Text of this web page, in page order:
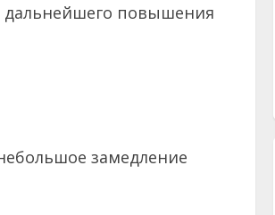
дальнейшего повышения
замедление